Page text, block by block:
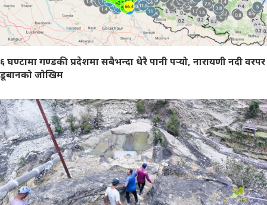
६ घण्टामा गण्डकी प्रदेशमा सबैभन्दा धेरै पानी पर्‍यो, नारायणी नदी वरपर
डूबानको जोखिम